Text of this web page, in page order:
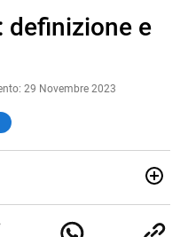
definizione e
29 Novembre 2023
la laurea triennale in